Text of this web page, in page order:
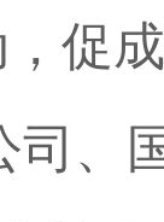
促
司、